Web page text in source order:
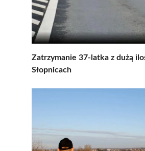
Zatrzymanie 37-latka z dużą
Słopnicach